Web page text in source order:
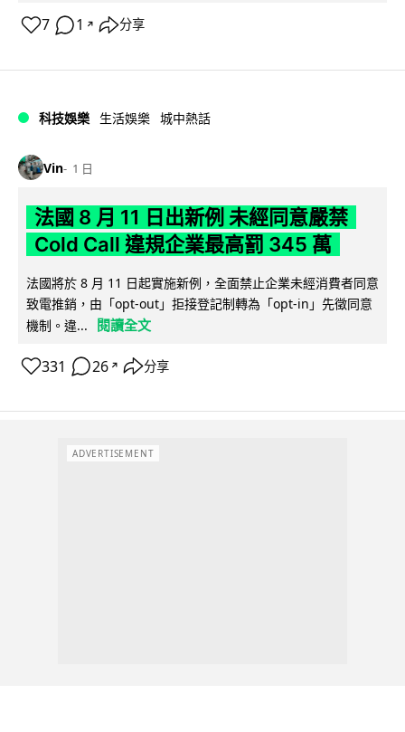
7 1 ↗ 分享
科技娛樂 生活娛樂 城中熱話
Vin 1 日
法國 8 月 11 日出新例 未經同意嚴禁
Cold Call 違規企業最高罰 345 萬
法國將於 8 月 11 日起實施新例，全面禁止企業未經消費者同意
致電推銷，由「opt-out」拒接登記制轉為「opt-in」先徵同意
機制。違...
閱讀全文
331 26 ↗ 分享
ADVERTISEMENT